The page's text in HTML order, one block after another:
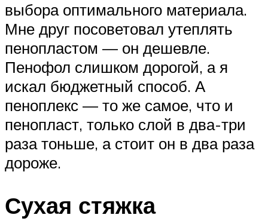
выбора оптимального материала.
Мне друг посоветовал утеплять
пенопластом — он дешевле.
Пенофол слишком дорогой, а я
искал бюджетный способ. А
пеноплекс — то же самое, что и
пенопласт, только слой в два-три
раза тоньше, а стоит он в два раза
дороже.
Сухая стяжка